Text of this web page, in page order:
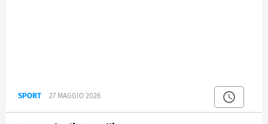
SPORT 27 MAGGIO 2026